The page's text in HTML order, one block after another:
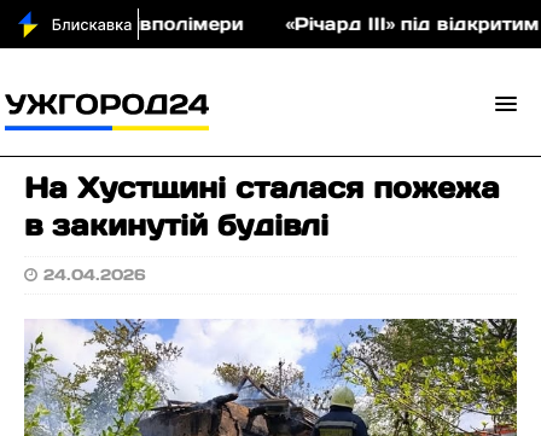
співполімери «Річард ІІІ» під
На Хустщині сталася пожежа
в закинутій будівлі
24.04.2026